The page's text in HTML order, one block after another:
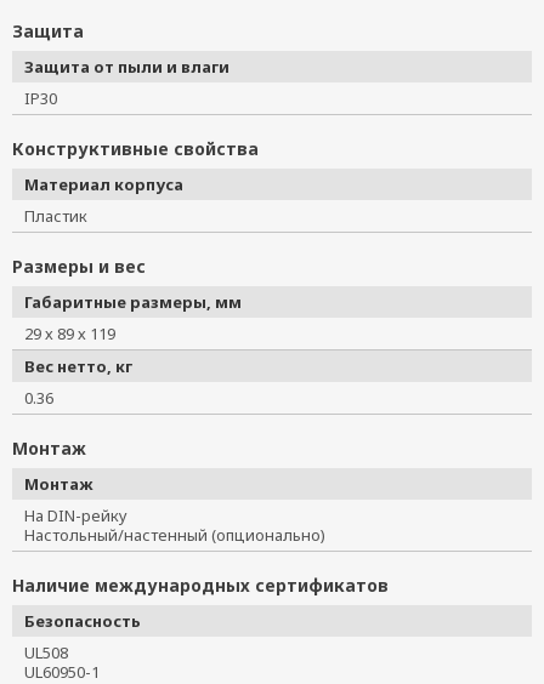
Защита
Защита от пыли и влаги
IP30
Конструктивные свойства
Материал корпуса
Пластик
Размеры и вес
Габаритные размеры, мм
29 х 89 х 119
Вес нетто, кг
0.36
Монтаж
Монтаж
На DIN-рейку
Настольный/настенный (опционально)
Наличие международных сертификатов
Безопасность
UL508
UL60950-1